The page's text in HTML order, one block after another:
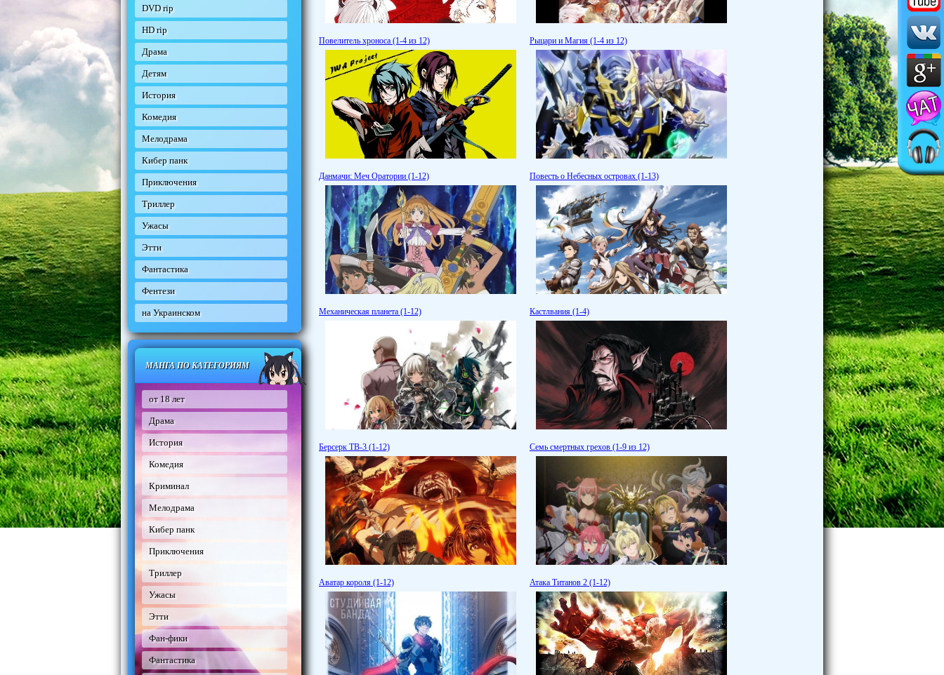
DVD rip
HD rip
Драма
Детям
История
Комедия
Мелодрама
Кибер панк
Приключения
Триллер
Ужасы
Этти
Фантастика
Фентези
на Украинском
МАНГА ПО КАТЕГОРИЯМ
от 18 лет
Драма
История
Комедия
Криминал
Мелодрама
Кибер панк
Приключения
Триллер
Ужасы
Этти
Фан-фики
Фантастика
Повелитель хроноса (1-4 из 12) Рыцари и Магия (1-4 из 12)
Данмачи: Меч Оратории (1-12) Повесть о Небесных островах (1-13)
Механическая планета (1-12) Кастлвания (1-4)
Берсерк ТВ-3 (1-12) Семь смертных грехов (1-9 из 12)
Аватар короля (1-12) Атака Титанов 2 (1-12)